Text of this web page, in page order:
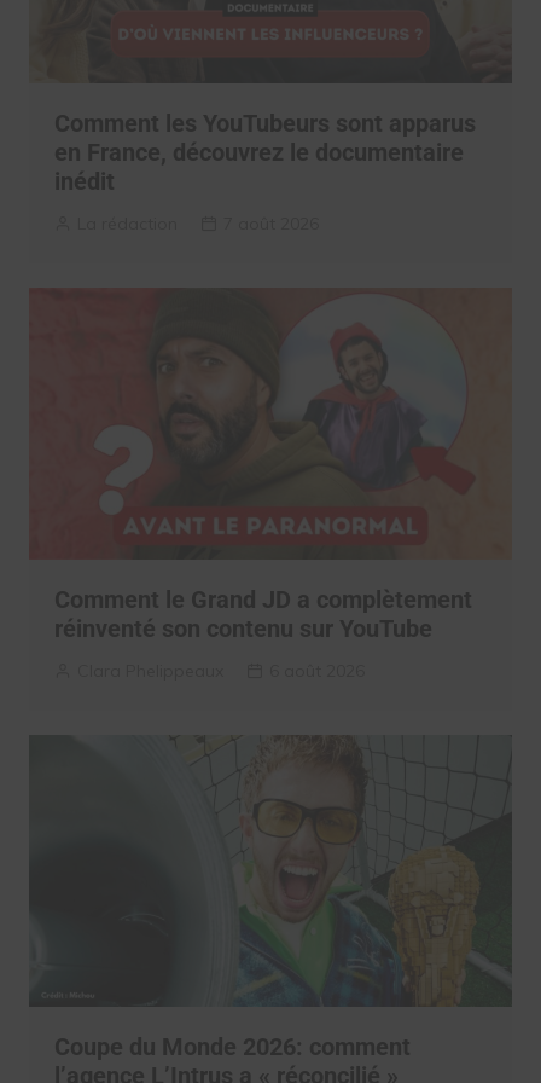
Comment les YouTubeurs sont apparus
en France, découvrez le documentaire
inédit
Comment le Grand JD a complètement
réinventé son contenu sur YouTube
Coupe du Monde 2026: comment
l’agence L’Intrus a « réconcilié »